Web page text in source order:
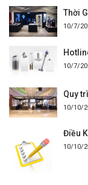
Thời
10/7/
10/7/
Quy
10/10/
Điều
10/10/